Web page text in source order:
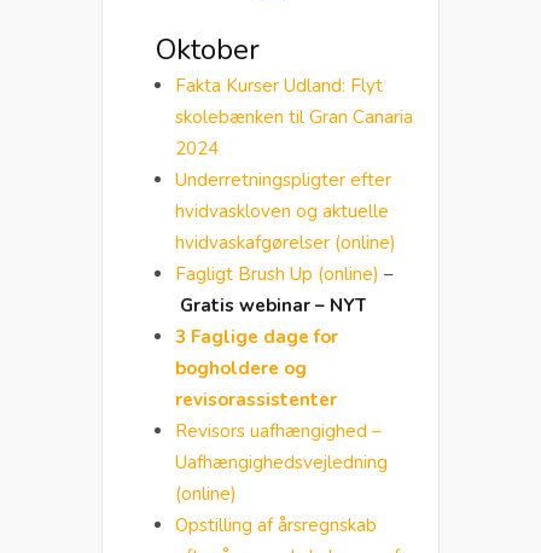
Oktober
Fakta Kurser Udland: Flyt
skolebænken til Gran Canaria
2024
Underretningspligter efter
hvidvaskloven og aktuelle
hvidvaskafgørelser (online)
Fagligt Brush Up (online) –
Gratis webinar – NYT
3 Faglige dage for
bogholdere og
revisorassistenter
Revisors uafhængighed –
Uafhængighedsvejledning
(online)
Opstilling af årsregnskab